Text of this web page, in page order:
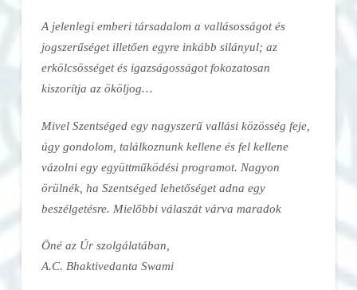
A jelenlegi emberi társadalom a vallásosságot és
jogszerűséget illetően egyre inkább silányul; az
erkölcsösséget és igazságosságot fokozatosan
kiszorítja az ököljog…
Mivel Szentséged egy nagyszerű vallási közösség feje,
úgy gondolom, találkoznunk kellene és fel kellene
vázolni egy együttműködési programot. Nagyon
örülnék, ha Szentséged lehetőséget adna egy
beszélgetésre. Mielőbbi válaszát várva maradok
Öné az Úr szolgálatában,
A.C. Bhaktivedanta Swami